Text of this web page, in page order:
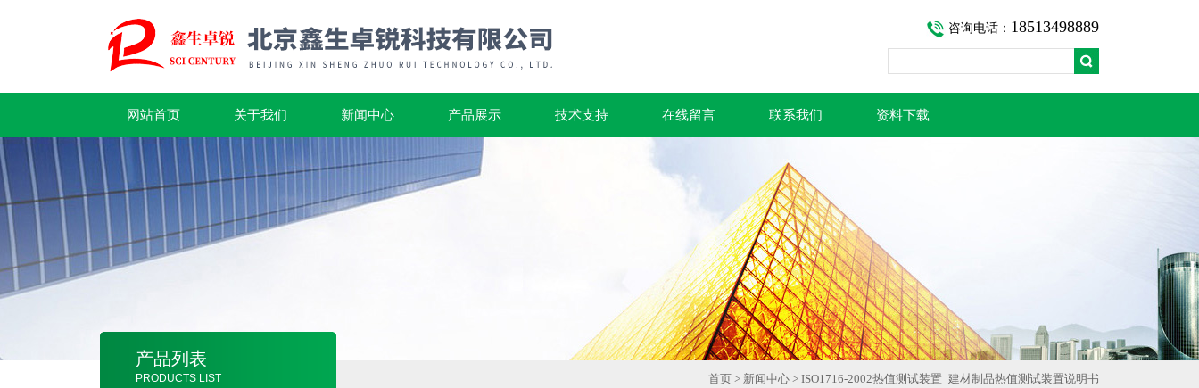
咨询电话： 18513498889
网站首页 关于我们 新闻中心 产品展示 技术支持 在线留言 联系我们 资料下载
产品列表
PRODUCTS LIST 首页 > 新闻中心 > ISO1716-2002热值测试装置_建材制品热值测试装置说明书